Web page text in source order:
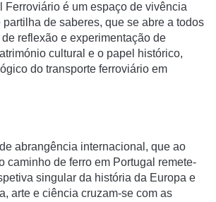
Ferroviário é um espaço de vivência
de saberes, que se abre a todos
reflexão e experimentação de
cultural e o papel histórico,
do transporte ferroviário em
abrangência internacional, que ao
caminho de ferro em Portugal remete-
singular da história da Europa e
arte e ciência cruzam-se com as